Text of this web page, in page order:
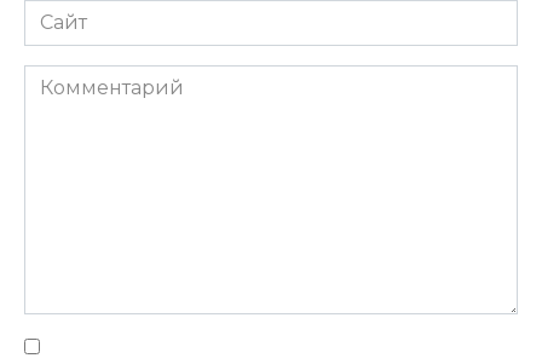
Сайт
Комментарий